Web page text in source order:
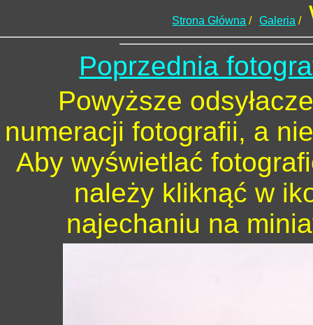
Strona Główna / Galeria /
Poprzednia
Powyższe
numeracji fotografii, a
Aby wyświetlać
należy kliknąć w
najechaniu na